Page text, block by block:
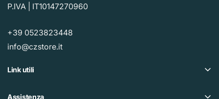
P.IVA | IT10147270960
+39 0523823448
info@czstore.it
Link utili
Assistenza